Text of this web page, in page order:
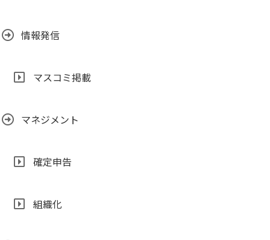
情報発信
マスコミ掲載
マネジメント
確定申告
組織化